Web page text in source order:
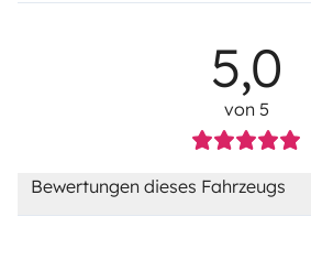
5,0
von 5
Bewertungen dieses Fahrzeugs